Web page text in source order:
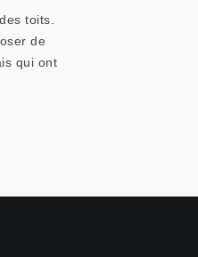
toits.
de
qui ont